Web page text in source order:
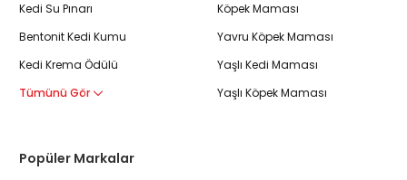
Kedi Su Pınarı
Bentonit Kedi Kumu
Kedi Krema Ödülü
Tümünü Gör
Köpek Maması
Yavru Köpek Maması
Yaşlı Kedi Maması
Yaşlı Köpek Maması
Popüler Markalar